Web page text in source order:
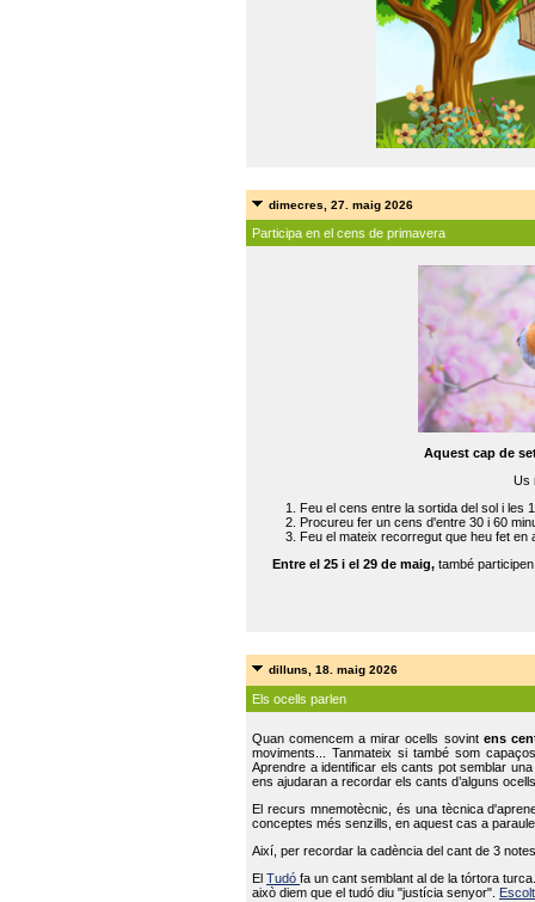
dimecres, 27. maig 2026
Participa en el cens de primavera
Aquest cap de
Us
Feu el cens entre la sortida del sol i les
Procureu fer un cens d'entre 30 i 60
Feu el mateix recorregut que heu fet en
Entre el 25 i el 29 de maig, també
dilluns, 18. maig 2026
Els ocells parlen
Quan comencem a mirar ocells sovint ens
moviments... Tanmateix si també som
Aprendre a identificar els cants pot semblar
ens ajudaran a recordar els cants d’alguns
El recurs mnemotècnic, és una tècnica
conceptes més senzills, en aquest cas a
Així, per recordar la cadència del cant de 3
ElTudófa un cant semblant al de la tórtora
això diem que el tudó diu "justícia senyor".